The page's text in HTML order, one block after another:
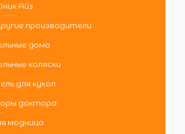
Айз
производители
дома
коляски
для кукол
доктора
модница